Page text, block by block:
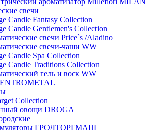
свечи
Candle Fantasy Collection
Candle Gentlemen's Collection
свечи Price`s /Aladino
свечи-чаши WW
Candle Spa Collection
Candle Traditions Collection
гель и воск WW
Collection
овощи DROGA
ГРОДТОРГМАШ